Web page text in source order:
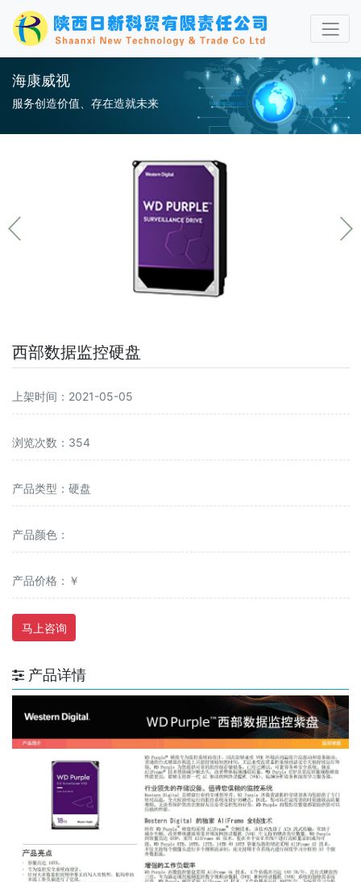
海康威视
服务创造价值、存在造就未来
西部数据监控硬盘
上架时间：2021-05-05
浏览次数：354
产品类型：硬盘
产品颜色：
产品价格：￥
马上咨询
产品详情